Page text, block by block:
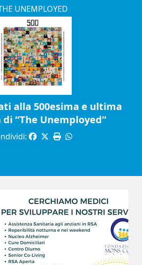
UNEMPLOYED
alla 500esima e ultima
“The Unemployed”